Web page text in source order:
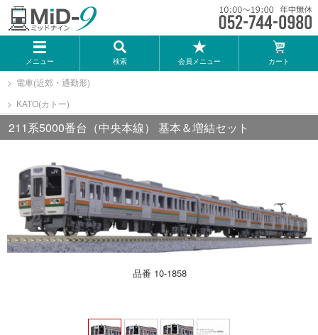
メニュー 検索 会員メニュー カート
メーカー一覧
TOMIX
KATO
トミーテック
マイクロエース
電車(近郊・通勤形)
KATO(カトー)
211系5000番台（中央本線） 基本＆増結セット
品番 10-1858